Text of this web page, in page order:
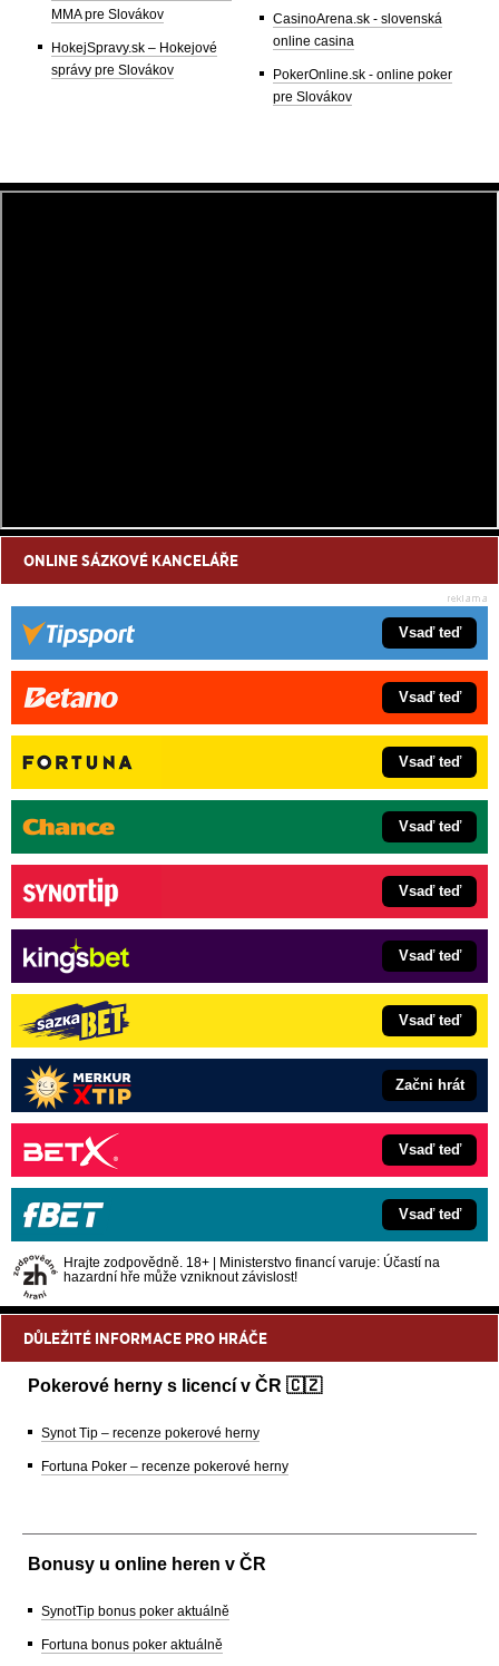
MMA pre Slovákov
HokejSpravy.sk – Hokejové
správy pre Slovákov
CasinoArena.sk - slovenská
online casina
PokerOnline.sk - online poker
pre Slovákov
ONLINE SÁZKOVÉ KANCELÁŘE
Vsaď teď
Vsaď teď
Vsaď teď
Vsaď teď
Vsaď teď
Vsaď teď
Vsaď teď
Začni hrát
Vsaď teď
Vsaď teď
Hrajte zodpovědně. 18+ | Ministerstvo financí varuje: Účastí na
hazardní hře může vzniknout závislost!
DŮLEŽITÉ INFORMACE PRO HRÁČE
Pokerové herny s licencí v ČR 🇨🇿
Synot Tip – recenze pokerové herny
Fortuna Poker – recenze pokerové herny
Bonusy u online heren v ČR
SynotTip bonus poker aktuálně
Fortuna bonus poker aktuálně